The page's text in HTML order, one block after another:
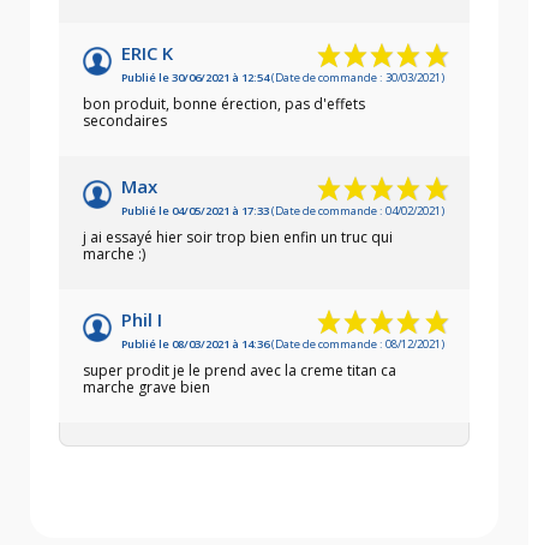
ERIC K
Publié le 30/06/2021 à 12:54(Date de commande : 30/03/2021)
bon produit, bonne érection, pas d'effets
secondaires
Max
Publié le 04/05/2021 à 17:33(Date de commande : 04/02/2021)
j ai essayé hier soir trop bien enfin un truc qui
marche :)
Phil I
Publié le 08/03/2021 à 14:36(Date de commande : 08/12/2021)
super prodit je le prend avec la creme titan ca
marche grave bien